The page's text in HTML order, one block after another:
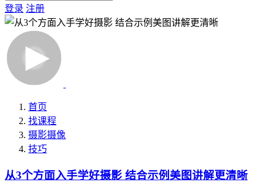
登录 注册
首页
找课程
摄影摄像
技巧
从3个方面入手学好摄影 结合示例美图讲解更清晰